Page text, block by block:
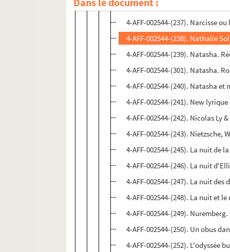
4-AFF-002544-(236). My Evil's
4-AFF-002544-(237). Narcisse
4-AFF-002544-(238). Nathalie
4-AFF-002544-(239). Natasha.
4-AFF-002544-(301). Natasha.
4-AFF-002544-(240). Natasha et
4-AFF-002544-(241). New
4-AFF-002544-(242). Nicolas Ly
4-AFF-002544-(243). Nietzsche,
4-AFF-002544-(245). La nuit de
4-AFF-002544-(246). La nuit
4-AFF-002544-(247). La nuit
4-AFF-002544-(248). La nuit et
4-AFF-002544-(249).
4-AFF-002544-(250). Un obus
4-AFF-002544-(252). L'odyssée